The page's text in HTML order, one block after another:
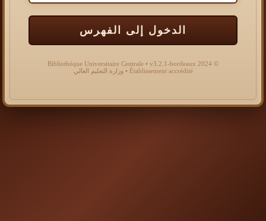
الدخول إلى الفهرس
© 2024 Bibliothèque Universitaire Centrale • v3.2.1-bordeaux
Établissement accrédité • وزارة التعليم العالي